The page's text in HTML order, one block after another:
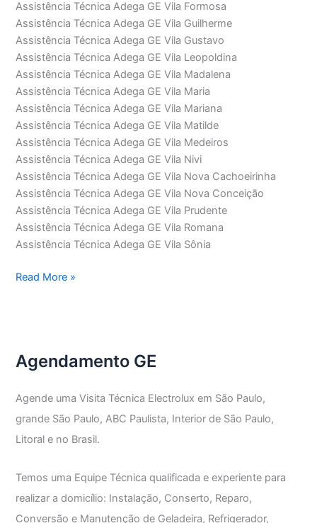
Assistência Técnica Adega GE Vila Formosa
Assistência Técnica Adega GE Vila Guilherme
Assistência Técnica Adega GE Vila Gustavo
Assistência Técnica Adega GE Vila Leopoldina
Assistência Técnica Adega GE Vila Madalena
Assistência Técnica Adega GE Vila Maria
Assistência Técnica Adega GE Vila Mariana
Assistência Técnica Adega GE Vila Matilde
Assistência Técnica Adega GE Vila Medeiros
Assistência Técnica Adega GE Vila Nivi
Assistência Técnica Adega GE Vila Nova Cachoeirinha
Assistência Técnica Adega GE Vila Nova Conceição
Assistência Técnica Adega GE Vila Prudente
Assistência Técnica Adega GE Vila Romana
Assistência Técnica Adega GE Vila Sônia
Assistência
Read More »
Agendamento GE
Agende uma Visita Técnica Electrolux em São Paulo,
grande São Paulo, ABC Paulista, Interior de São Paulo,
Litoral e no Brasil.
Temos uma Equipe Técnica qualificada e experiente para
realizar a domicílio: Instalação, Conserto, Reparo,
Conversão e Manutenção de Geladeira, Refrigerador,